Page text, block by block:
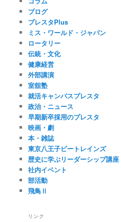
ブログ
プレスタPlus
ミス・ワールド・ジャパン
ロータリー
伝統・文化
健康経営
外部講演
室舘塾
就活キャンパスプレスタ
政治・ニュース
早期新卒採用のプレスタ
映画・劇
本・雑誌
東京八王子ビートレインズ
歴史に学ぶリーダーシップ講座
社内イベント
部活動
飛鳥Ⅱ
リンク